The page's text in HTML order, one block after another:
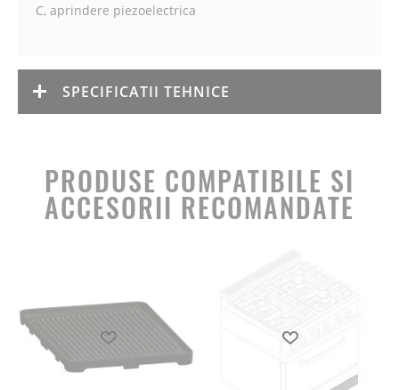
C, aprindere piezoelectrica
SPECIFICATII TEHNICE
PRODUSE COMPATIBILE SI
ACCESORII RECOMANDATE
Produs favorit Produs favorit